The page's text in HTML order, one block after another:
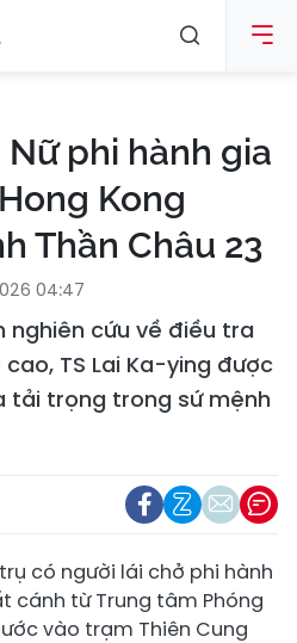
phi hành gia
Kong
Thần Châu 23
04:47
nghiên cứu về điều tra
TS Lai Ka-ying được
tải trọng trong sứ mệnh
có người lái chở phi hành
cánh từ Trung tâm Phóng
vào trạm Thiên Cung